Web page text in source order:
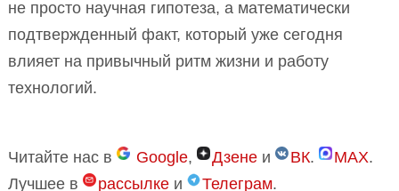
не просто научная гипотеза, а математически
подтвержденный факт, который уже сегодня
влияет на привычный ритм жизни и работу
технологий.
Читайте нас в Google, Дзене и ВК. MAX.
Лучшее в
рассылке и Телеграм.